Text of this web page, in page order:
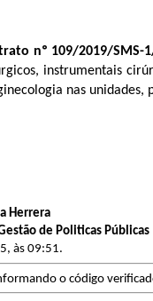
nº 109/2019/SMS-1/
instrumentais
nas unidades,
Herrera
de Politicas Públicas
às 09:51.
o código